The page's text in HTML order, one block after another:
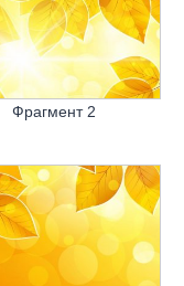
Фрагмент 2